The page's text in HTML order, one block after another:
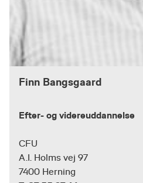
Finn Bangsgaard
Efter- og videreuddannelse
CFU
A.I. Holms vej 97
7400 Herning